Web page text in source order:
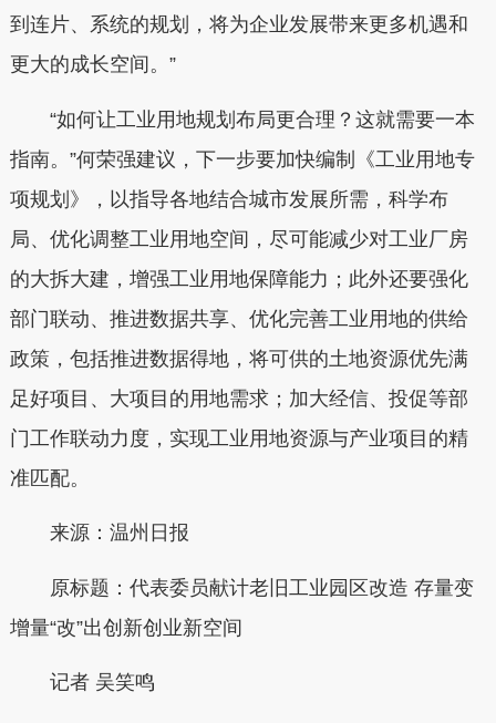
到连片、系统的规划，将为企业发展带来更多机遇和
更大的成长空间。”
“如何让工业用地规划布局更合理？这就需要一本
指南。”何荣强建议，下一步要加快编制《工业用地专
项规划》，以指导各地结合城市发展所需，科学布
局、优化调整工业用地空间，尽可能减少对工业厂房
的大拆大建，增强工业用地保障能力；此外还要强化
部门联动、推进数据共享、优化完善工业用地的供给
政策，包括推进数据得地，将可供的土地资源优先满
足好项目、大项目的用地需求；加大经信、投促等部
门工作联动力度，实现工业用地资源与产业项目的精
准匹配。
来源：温州日报
原标题：代表委员献计老旧工业园区改造 存量变
增量“改”出创新创业新空间
记者 吴笑鸣